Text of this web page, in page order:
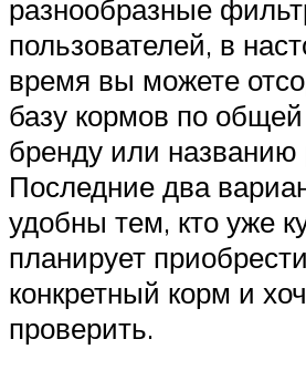
разнообразные
пользователей, в
время вы можете
базу кормов по
бренду или названию
Последние два
удобны тем, кто уже
планирует
конкретный корм и
проверить.